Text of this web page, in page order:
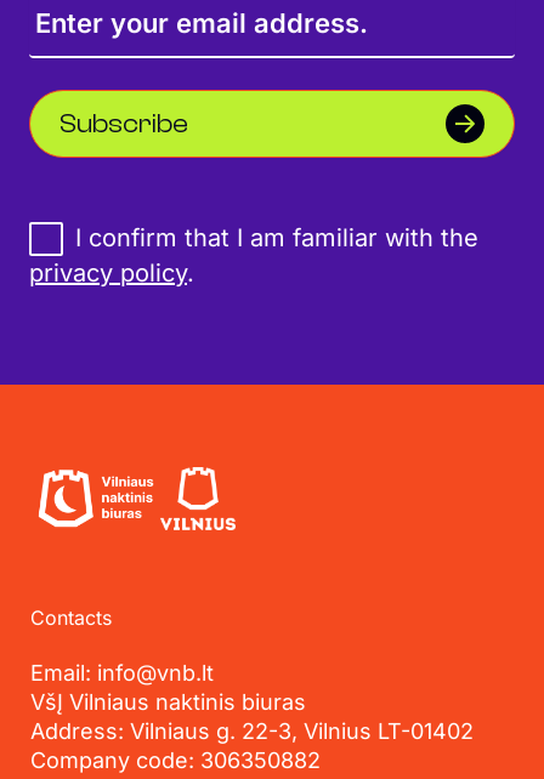
Subscribe
I confirm that I am familiar with the
privacy policy.
Contacts
Email: info@vnb.lt
VšĮ Vilniaus naktinis biuras
Address: Vilniaus g. 22-3, Vilnius LT-01402
Company code: 306350882